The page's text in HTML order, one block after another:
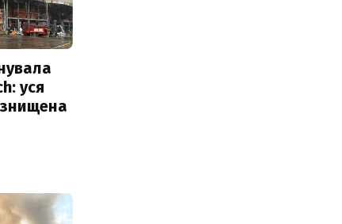
уся